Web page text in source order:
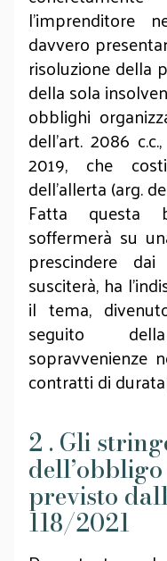
l’imprenditore
davvero
risoluzione della
della sola
obblighi
dell’art. 2086
2019, che
dell’allerta (arg.
Fatta questa
soffermerà su
prescindere
susciterà, ha
il tema,
seguito
sopravvenienze
contratti di
2 . Gli
previsto
118/2021